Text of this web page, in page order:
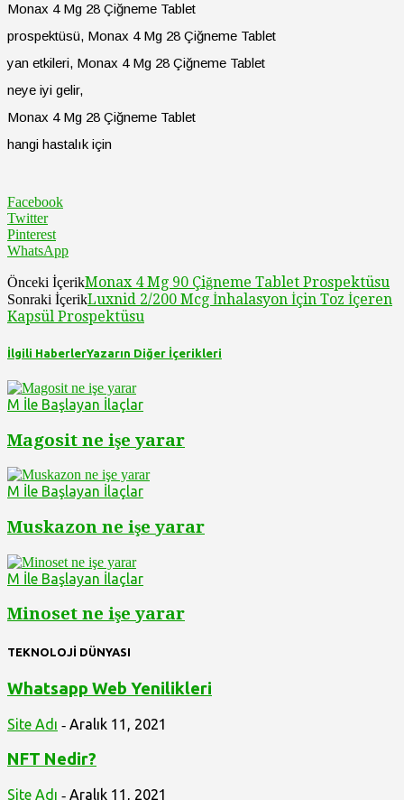
Monax 4 Mg 28 Çiğneme Tablet
prospektüsü, Monax 4 Mg 28 Çiğneme Tablet
yan etkileri, Monax 4 Mg 28 Çiğneme Tablet
neye iyi gelir,
Monax 4 Mg 28 Çiğneme Tablet
hangi hastalık için
Facebook
Twitter
Pinterest
WhatsApp
Önceki İçerikMonax 4 Mg 90 Çiğneme Tablet Prospektüsu
Sonraki İçerikLuxnid 2/200 Mcg İnhalasyon İçin Toz İçeren
Kapsül Prospektüsu
İlgili HaberlerYazarın Diğer İçerikleri
M İle Başlayan İlaçlar
Magosit ne işe yarar
M İle Başlayan İlaçlar
Muskazon ne işe yarar
M İle Başlayan İlaçlar
Minoset ne işe yarar
TEKNOLOJİ DÜNYASI
Whatsapp Web Yenilikleri
Site Adı - Aralık 11, 2021
NFT Nedir?
Site Adı - Aralık 11, 2021